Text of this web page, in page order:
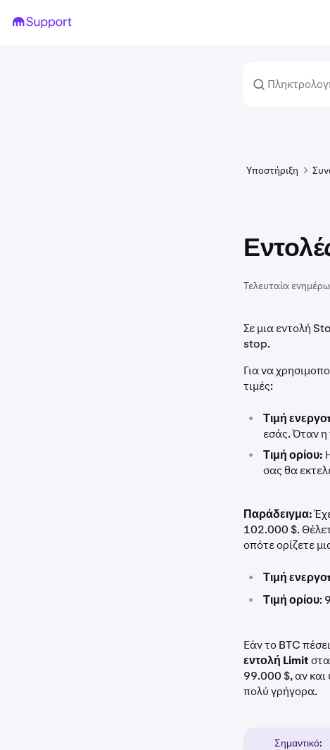
Υποστήριξη
Τελευταία
Σε μια εντολή
stop.
Για να
τιμές:
• Τιμή
εσάς. Όταν η
• Τιμή ορίου:
σας θα
Παράδειγμα:
102.000 $.
οπότε ορίζετε
• Τιμή
• Τιμή ορίου:
Εάν το BTC
εντολή Limit
99.000 $, αν και
πολύ γρήγορα.
Σημαντικό: